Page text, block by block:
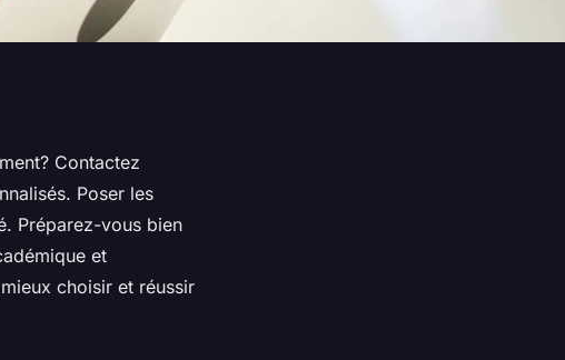
Contactez
Poser les
Préparez-vous bien
et
choisir et réussir